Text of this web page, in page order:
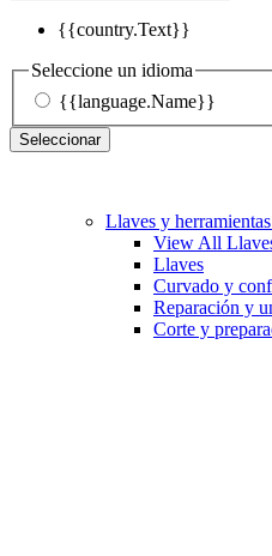
{{country.Text}}
Seleccione un idioma
{{language.Name}}
Seleccionar
Llaves y
View All
Llaves
Curvado y
Reparación y
Corte y